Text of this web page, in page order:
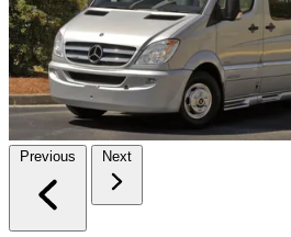
Previous Next